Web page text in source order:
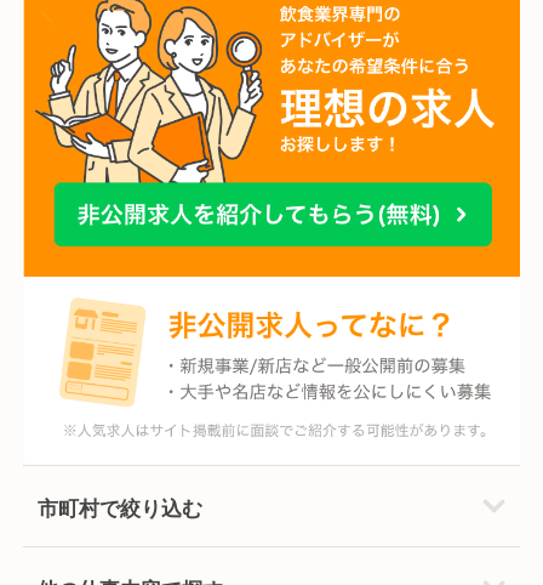
市町村で絞り込む